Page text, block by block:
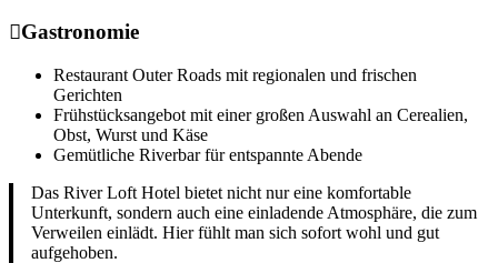
Gastronomie
Restaurant Outer Roads mit regionalen und frischen
Gerichten
Frühstücksangebot mit einer großen Auswahl an Cerealien,
Obst, Wurst und Käse
Gemütliche Riverbar für entspannte Abende
Das River Loft Hotel bietet nicht nur eine komfortable
Unterkunft, sondern auch eine einladende Atmosphäre, die zum
Verweilen einlädt. Hier fühlt man sich sofort wohl und gut
aufgehoben.